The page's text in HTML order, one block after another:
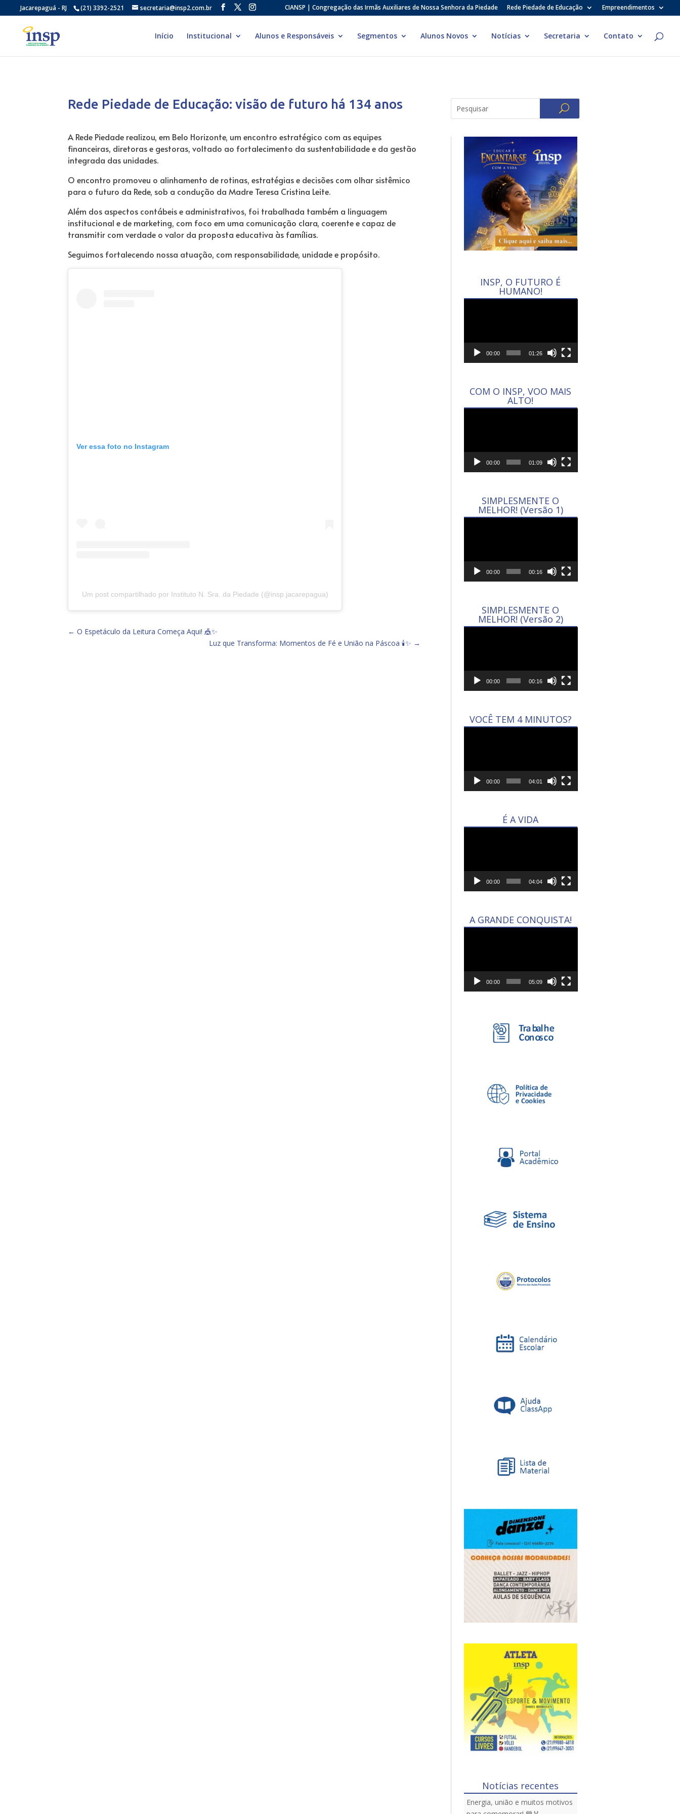
Jacarepaguá - RJ (21) 3392-2521 secretaria@insp2.com.br CIANSP | Congregação das Irmãs Auxiliares de Nossa Senhora da Piedade Rede Piedade de Educação Empreendimentos
Início Institucional Alunos e Responsáveis Segmentos Alunos Novos Notícias Secretaria Contato
Rede Piedade de Educação: visão de futuro há 134 anos
A Rede Piedade realizou, em Belo Horizonte, um encontro estratégico com as equipes
financeiras, diretoras e gestoras, voltado ao fortalecimento da sustentabilidade e da gestão
integrada das unidades.
O encontro promoveu o alinhamento de rotinas, estratégias e decisões com olhar sistêmico
para o futuro da Rede, sob a condução da Madre Teresa Cristina Leite.
Além dos aspectos contábeis e administrativos, foi trabalhada também a linguagem
institucional e de marketing, com foco em uma comunicação clara, coerente e capaz de
transmitir com verdade o valor da proposta educativa às famílias.
Seguimos fortalecendo nossa atuação, com responsabilidade, unidade e propósito.
Ver essa foto no Instagram
Um post compartilhado por Instituto N. Sra. da Piedade (@insp.jacarepagua)
←O Espetáculo da Leitura Começa Aqui! 🎪✨
Luz que Transforma: Momentos de Fé e União na Páscoa 🕯️✨ →
INSP, O FUTURO É
HUMANO!
00:00 01:26
COM O INSP, VOO MAIS
ALTO!
00:00 01:09
SIMPLESMENTE O
MELHOR! (Versão 1)
00:00 00:16
SIMPLESMENTE O
MELHOR! (Versão 2)
00:00 00:16
VOCÊ TEM 4 MINUTOS?
00:00 04:01
É A VIDA
00:00 04:04
A GRANDE CONQUISTA!
00:00 05:09
Notícias recentes
Energia, união e muitos motivos